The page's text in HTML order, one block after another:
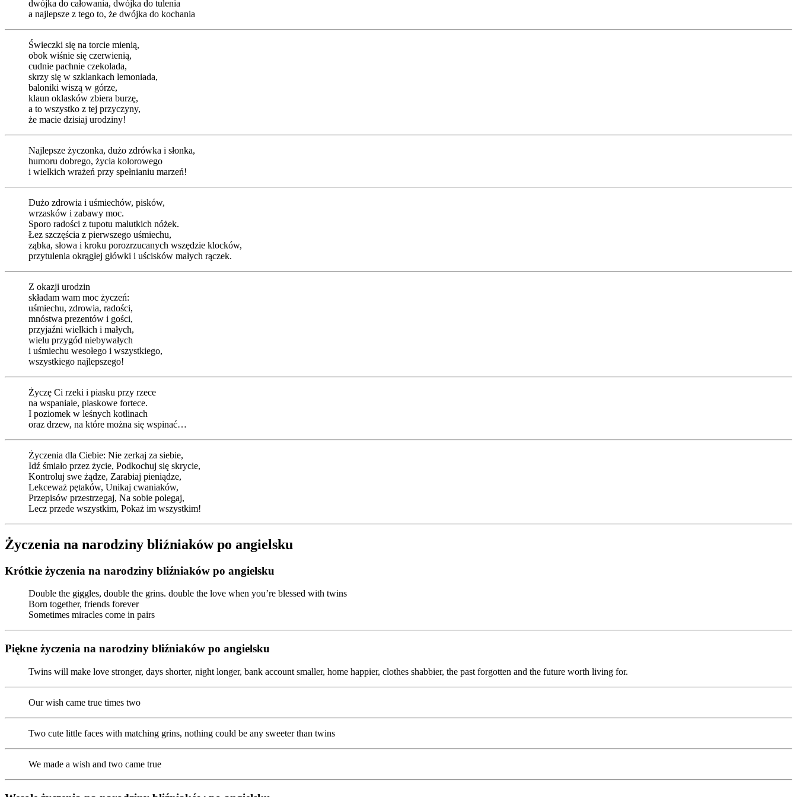
dwójka do całowania, dwójka do tulenia
a najlepsze z tego to, że dwójka do kochania
Świeczki się na torcie mienią,
obok wiśnie się czerwienią,
cudnie pachnie czekolada,
skrzy się w szklankach lemoniada,
baloniki wiszą w górze,
klaun oklasków zbiera burzę,
a to wszystko z tej przyczyny,
że macie dzisiaj urodziny!
Najlepsze życzonka, dużo zdrówka i słonka,
humoru dobrego, życia kolorowego
i wielkich wrażeń przy spełnianiu marzeń!
Dużo zdrowia i uśmiechów, pisków,
wrzasków i zabawy moc.
Sporo radości z tupotu malutkich nóżek.
Łez szczęścia z pierwszego uśmiechu,
ząbka, słowa i kroku porozrzucanych wszędzie klocków,
przytulenia okrągłej główki i uścisków małych rączek.
Z okazji urodzin
składam wam moc życzeń:
uśmiechu, zdrowia, radości,
mnóstwa prezentów i gości,
przyjaźni wielkich i małych,
wielu przygód niebywałych
i uśmiechu wesołego i wszystkiego,
wszystkiego najlepszego!
Życzę Ci rzeki i piasku przy rzece
na wspaniałe, piaskowe fortece.
I poziomek w leśnych kotlinach
oraz drzew, na które można się wspinać…
Życzenia dla Ciebie: Nie zerkaj za siebie,
Idź śmiało przez życie, Podkochuj się skrycie,
Kontroluj swe żądze, Zarabiaj pieniądze,
Lekceważ pętaków, Unikaj cwaniaków,
Przepisów przestrzegaj, Na sobie polegaj,
Lecz przede wszystkim, Pokaż im wszystkim!
Życzenia na narodziny bliźniaków po angielsku
Krótkie życzenia na narodziny bliźniaków po angielsku
Double the giggles, double the grins. double the love when you’re blessed with twins
Born together, friends forever
Sometimes miracles come in pairs
Piękne życzenia na narodziny bliźniaków po angielsku
Twins will make love stronger, days shorter, night longer, bank account smaller, home happier, clothes shabbier, the past forgotten and the future worth living for.
Our wish came true times two
Two cute little faces with matching grins, nothing could be any sweeter than twins
We made a wish and two came true